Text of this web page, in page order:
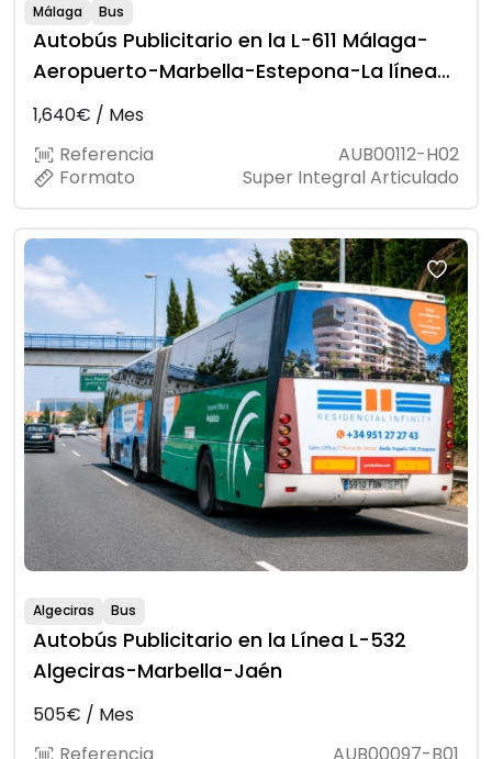
Málaga Bus
Autobús Publicitario en la L-611 Málaga-
Aeropuerto-Marbella-Estepona-La línea-
Algeciras
1,640€ / Mes
Referencia
AUB00112-H02
Formato
Super Integral Articulado
Algeciras Bus
Autobús Publicitario en la Línea L-532
Algeciras-Marbella-Jaén
505€ / Mes
Referencia
AUB00097-B01